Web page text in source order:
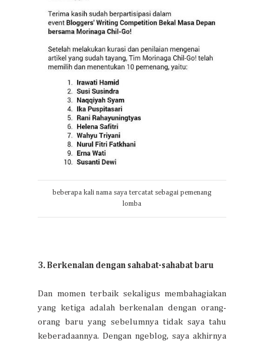
beberapa kali nama saya tercatat sebagai pemenang
lomba
3. Berkenalan dengan sahabat-sahabat baru
Dan momen terbaik sekaligus membahagiakan
yang ketiga adalah berkenalan dengan orang-
orang baru yang sebelumnya tidak saya tahu
keberadaannya. Dengan ngeblog, saya akhirnya